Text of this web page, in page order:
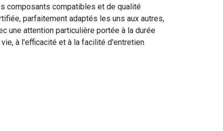
composants compatibles et de qualité
parfaitement adaptés les uns aux autres,
une attention particulière portée à la durée
à l'efficacité et à la facilité d'entretien